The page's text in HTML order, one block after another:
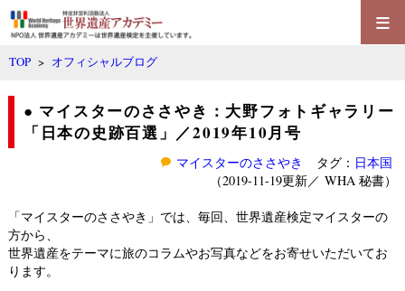
≡
TOP > オフィシャルブログ
● マイスターのささやき：大野フォトギャラリー
「日本の史跡百選」／2019年10月号
マイスターのささやき タグ： 日本国
（2019-11-19更新／ WHA 秘書）
「マイスターのささやき」では、毎回、世界遺産検定マイスターの
方から、
世界遺産をテーマに旅のコラムやお写真などをお寄せいただいてお
ります。